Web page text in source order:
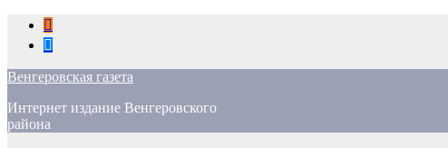
Перейти
содержимому
Венгеровская газета
Интернет издание Венгеровского
района